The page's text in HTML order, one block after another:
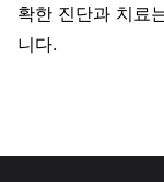
확한 진단과 치료
니다.